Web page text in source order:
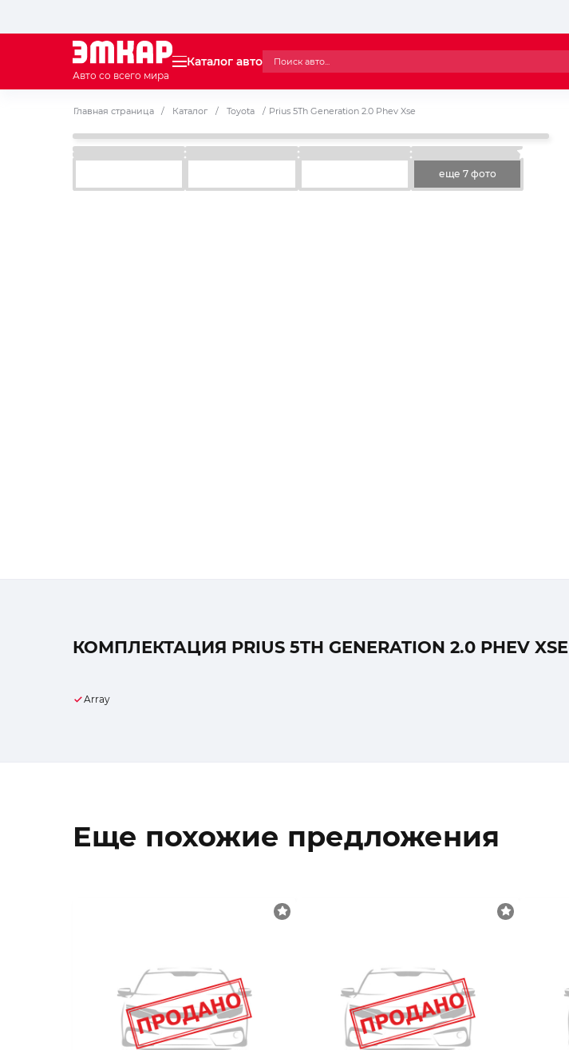
Авто со всего мира
Каталог авто
Главная страница / Каталог / Toyota / Prius 5Th Generation 2.0 Phev Xse
еще 7 фото
КОМПЛЕКТАЦИЯ PRIUS 5TH GENERATION 2.0 PHEV XSE
Array
Еще похожие предложения